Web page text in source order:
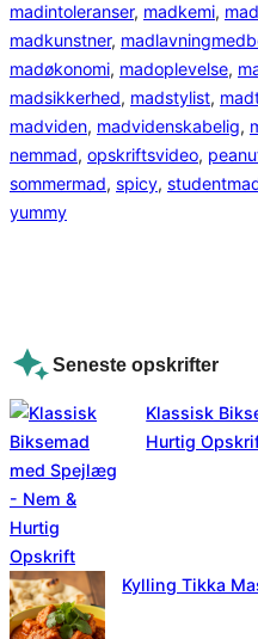
madintoleranser, madkemi,
madkunstner,
madøkonomi, madoplevelse,
madsikkerhed, madstylist,
madviden, madvidenskabelig,
nemmad, opskriftsvideo,
sommermad, spicy,
yummy
Seneste opskrifter
Klassisk
Hurtig
Kylling Tikka